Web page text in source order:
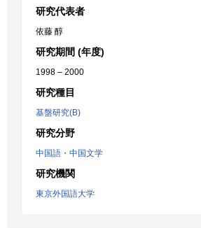
研究代表者
依藤 醇
研究期間 (年度)
1998 – 2000
研究種目
基盤研究(B)
研究分野
中国語・中国文学
研究機関
東京外国語大学